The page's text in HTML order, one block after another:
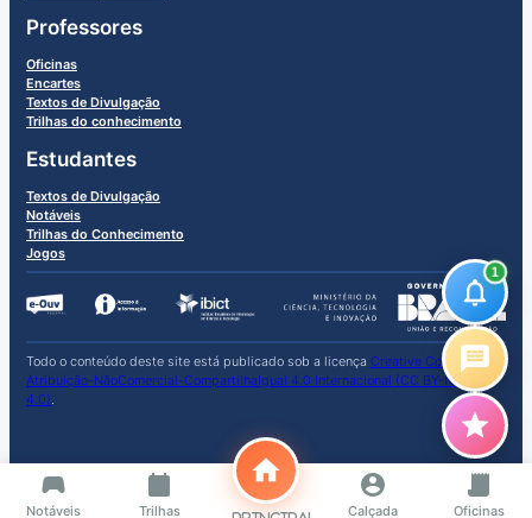
Professores
Oficinas
Encartes
Textos de Divulgação
Trilhas do conhecimento
Estudantes
Textos de Divulgação
Notáveis
Trilhas do Conhecimento
Jogos
Todo o conteúdo deste site está publicado sob a licença Creative Commons
Atribuição-NãoComercial-CompartilhaIgual 4.0 Internacional (CC BY-NC-SA
4.0)
Notáveis Trilhas Calçada Oficinas
1